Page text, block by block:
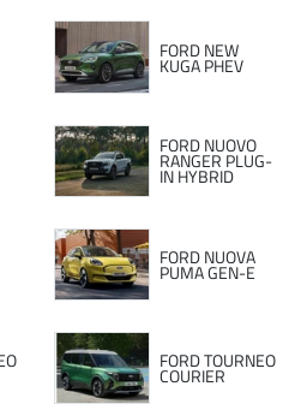
FORD NEW
KUGA PHEV
FORD NUOVO
RANGER PLUG-
IN HYBRID
FORD NUOVA
PUMA GEN-E
FORD TOURNEO
COURIER